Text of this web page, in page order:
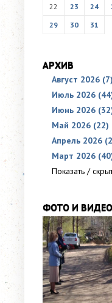
22
23 24
29
30 31
АРХИВ
Август 2026 (7)
Июль 2026
Июнь 2026
Май 2026 (22)
Апрель 2026
Март 2026
Показать /
ФОТО И